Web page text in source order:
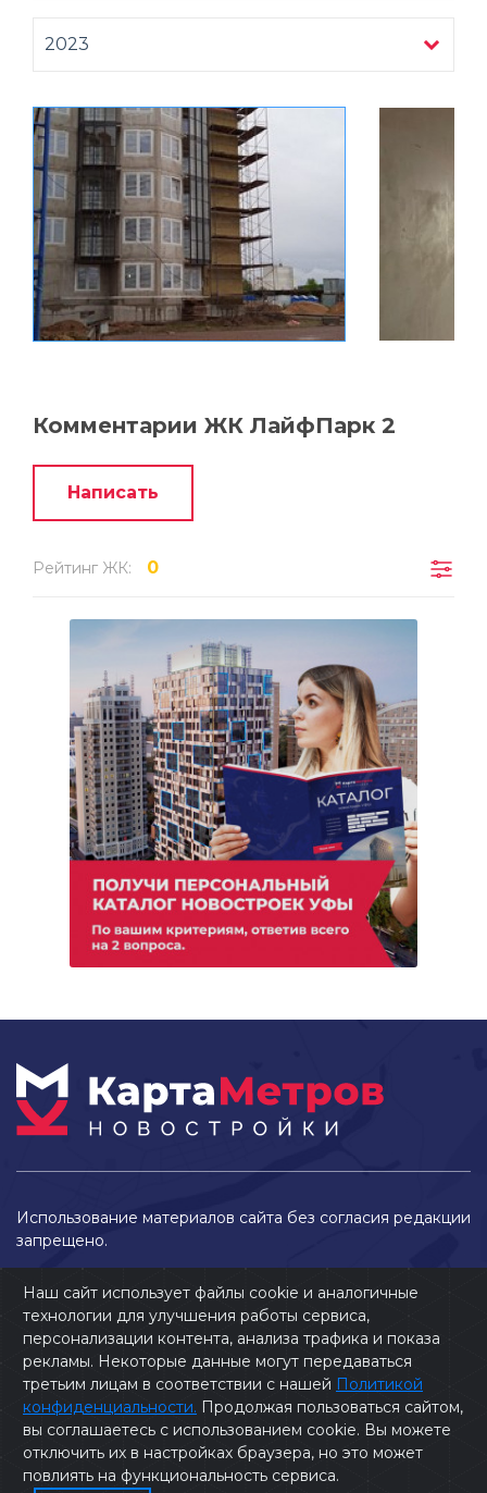
2023
Комментарии ЖК ЛайфПарк 2
Написать
Рейтинг ЖК: 0
Использование материалов сайта без согласия редакции
запрещено.
Наш сайт использует файлы cookie и аналогичные
технологии для улучшения работы сервиса,
персонализации контента, анализа трафика и показа
рекламы. Некоторые данные могут передаваться
третьим лицам в соответствии с нашей Политикой
конфиденциальности. Продолжая пользоваться сайтом,
вы соглашаетесь с использованием cookie. Вы можете
отключить их в настройках браузера, но это может
повлиять на функциональность сервиса.